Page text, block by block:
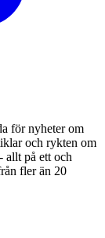
för nyheter om
och rykten om
allt på ett och
fler än 20